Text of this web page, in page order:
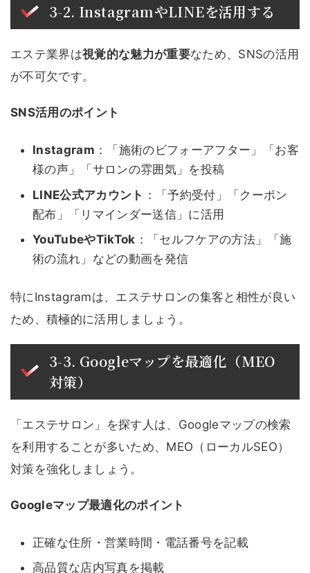
3-2. InstagramやLINEを活用する
エステ業界は視覚的な魅力が重要なため、SNSの活用
が不可欠です。
SNS活用のポイント
Instagram ：「施術のビフォーアフター」「お客
様の声」「サロンの雰囲気」を投稿
LINE公式アカウント ：「予約受付」「クーポン
配布」「リマインダー送信」に活用
YouTubeやTikTok ：「セルフケアの方法」「施
術の流れ」などの動画を発信
特にInstagramは、エステサロンの集客と相性が良い
ため、積極的に活用しましょう。
3-3. Googleマップを最適化（MEO
対策）
「エステサロン」を探す人は、Googleマップの検索
を利用することが多いため、MEO（ローカルSEO）
対策を強化しましょう。
Googleマップ最適化のポイント
正確な住所・営業時間・電話番号を記載
高品質な店内写真を掲載